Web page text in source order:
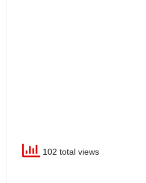
102 total views